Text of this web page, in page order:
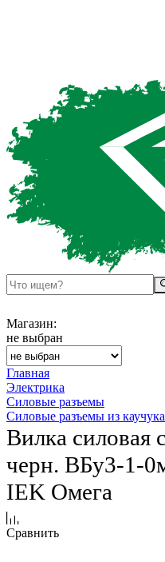
Магазин:
не выбран
Главная
Электрика
Силовые разъемы
Силовые разъемы из каучука
Вилка силовая
черн. ВБу3-1-
IEK Омега
Сравнить